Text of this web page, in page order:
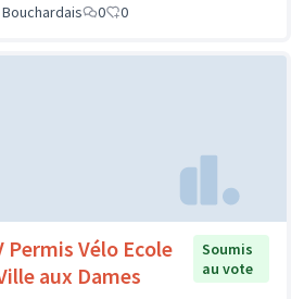
0 0
Permis Vélo Ecole
aux Dames
Soumis
au vote